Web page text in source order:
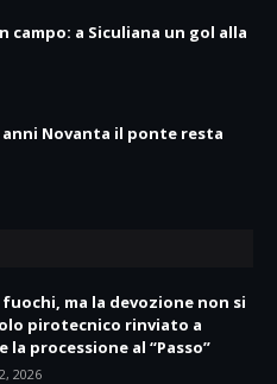
campo: a Siculiana un gol alla
Novanta il ponte resta
ma la devozione non si
pirotecnico rinviato a
processione al “Passo”
2026